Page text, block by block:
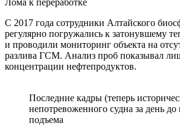
Лома к переработке
С 2017 года сотрудники Алтайского
регулярно погружались к затонувшему
и проводили мониторинг объекта на
разлива ГСМ. Анализ проб показывал
концентрации нефтепродуктов.
Последние кадры (теперь
непотревоженного судна за день до
подъема